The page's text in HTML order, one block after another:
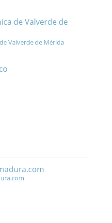
de Valverde de
Valverde de Mérida